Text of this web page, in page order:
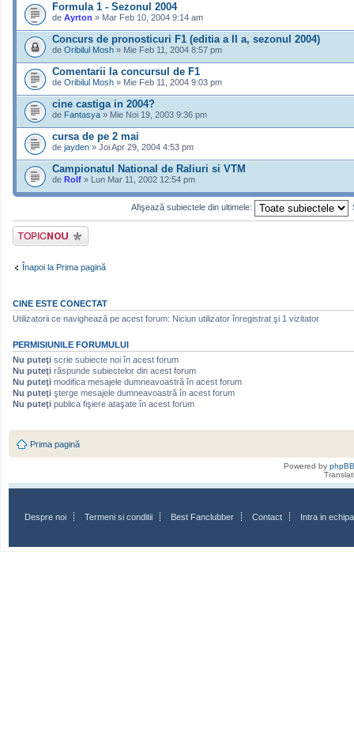
Formula 1 - Sezonul 2004
de Ayrton » Mar Feb 10, 2004 9:14 am
Concurs de pronosticuri F1 (editia a II a, sezonul 2004)
de Oribilul Mosh » Mie Feb 11, 2004 8:57 pm
Comentarii la concursul de F1
de Oribilul Mosh » Mie Feb 11, 2004 9:03 pm
cine castiga in 2004?
de Fantasya » Mie Noi 19, 2003 9:36 pm
cursa de pe 2 mai
de jayden » Joi Apr 29, 2004 4:53 pm
Campionatul National de Raliuri si VTM
de Rolf » Lun Mar 11, 2002 12:54 pm
Afişează subiectele din ultimele:
Scrie un subiect
nou
Înapoi la Prima pagină
CINE ESTE CONECTAT
Utilizatorii ce navighează pe acest forum: Niciun utilizator înregistrat şi 1 vizitator
PERMISIUNILE FORUMULUI
Nu puteţi scrie subiecte noi în acest forum
Nu puteţi răspunde subiectelor din acest forum
Nu puteţi modifica mesajele dumneavoastră în acest forum
Nu puteţi şterge mesajele dumneavoastră în acest forum
Nu puteţi publica fişiere ataşate în acest forum
Prima pagină
Powered by phpBB
Despre noi Termeni si conditii Best Fanclubber Contact Intra in